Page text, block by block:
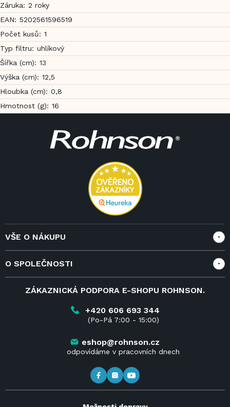
Záruka: 2 roky
EAN: 5202561596519
Počet kusů: 1
Typ filtru: uhlíkový
Šířka (cm): 13
Výška (cm): 12,5
Hloubka (cm): 0,8
Hmotnost (g): 16
VŠE O NÁKUPU
Doprava a služby
Reklamace
Vrácení zboží do 14 dnů
O SPOLEČNOSTI
ZÁKAZNICKÁ PODPORA E-SHOPU ROHNSON.
+420 606 693 344
(Po-Pá 7:00 - 15:00)
eshop@rohnson.cz
odpovídáme v pracovních dnech